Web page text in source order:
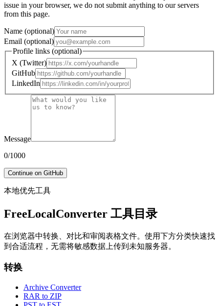
issue in your browser, we do not submit anything to our servers
from this page.
Name (optional)
Email (optional)
Profile links (optional)
X (Twitter)
GitHub
LinkedIn
Message
0/1000
Continue on GitHub
本地优先工具
FreeLocalConverter 工具目录
在浏览器中转换、对比和审阅表格文件。使用下方分类快速找
到合适流程，无需将敏感数据上传到未知服务器。
转换
Archive Converter
RAR to ZIP